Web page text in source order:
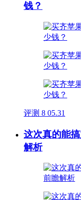
钱？
评测 8 05.31
这次真的能
解析